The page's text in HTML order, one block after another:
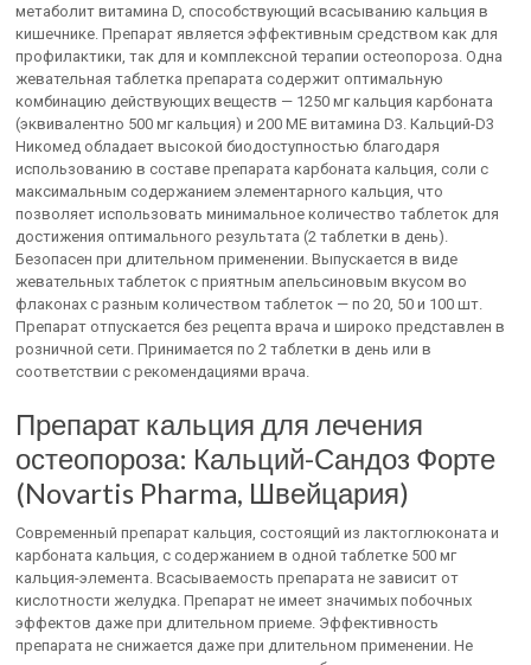
метаболит витамина D, способствующий всасыванию кальция в
кишечнике. Препарат является эффективным средством как для
профилактики, так для и комплексной терапии остеопороза. Одна
жевательная таблетка препарата содержит оптимальную
комбинацию действующих веществ — 1250 мг кальция карбоната
(эквивалентно 500 мг кальция) и 200 ME витамина D3. Кальций-D3
Никомед обладает высокой биодоступностью благодаря
использованию в составе препарата карбоната кальция, соли с
максимальным содержанием элементарного кальция, что
позволяет использовать минимальное количество таблеток для
достижения оптимального результата (2 таблетки в день).
Безопасен при длительном применении. Выпускается в виде
жевательных таблеток с приятным апельсиновым вкусом во
флаконах с разным количеством таблеток — по 20, 50 и 100 шт.
Препарат отпускается без рецепта врача и широко представлен в
розничной сети. Принимается по 2 таблетки в день или в
соответствии с рекомендациями врача.
Препарат кальция для лечения
остеопороза: Кальций-Сандоз Форте
(Novartis Pharma, Швейцария)
Современный препарат кальция, состоящий из лактоглюконата и
карбоната кальция, с содержанием в одной таблетке 500 мг
кальция-элемента. Всасываемость препарата не зависит от
кислотности желудка. Препарат не имеет значимых побочных
эффектов даже при длительном приеме. Эффективность
препарата не снижается даже при длительном применении. Не